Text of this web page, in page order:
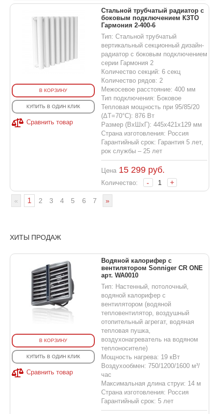
В КОРЗИНУ
КУПИТЬ В ОДИН КЛИК
Сравнить товар
Стальной трубчатый радиатор с
боковым подключением КЗТО
Гармония 2-400-6
Тип: Стальной трубчатый
вертикальный секционный дизайн-
радиатор с боковым подключением
серии Гармония 2
Количество секций: 6 секц
Количество рядов: 2
Межосевое расстояние: 400 мм
Тип подключения: Боковое
Тепловая мощность при 95/85/20
(ΔT=70°C): 876 Вт
Размер (ВхШхГ): 445х421х129 мм
Страна изготовления: Россия
Гарантийный срок: Гарантия 5 лет,
рок службы – 25 лет
Цена 15 299руб.
Количество: - +
« 1 2 3 4 5 6 7 »
ХИТЫ ПРОДАЖ
В КОРЗИНУ
КУПИТЬ В ОДИН КЛИК
Сравнить товар
Водяной калорифер с
вентилятором Sonniger CR ONE
арт. WA0010
Тип: Настенный, потолочный,
водяной калорифер с
вентилятором (водяной
тепловентилятор, воздушный
отопительный агрегат, водяная
тепловая пушка,
воздухонагреватель на водяном
теплоносителе)
Мощность нагрева: 19 кВт
Воздухообмен: 750/1200/1600 м³/
час
Максимальная длина струи: 14 м
Страна изготовления: Россия
Гарантийный срок: 5 лет